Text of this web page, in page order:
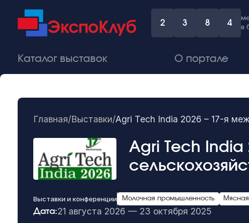
2 3 8 4
в
Каталог выставок О портале
Главная/Выставки/Agri Tech India 2026 – 17-я
Agri Tech India
Выставки и конференции Молочная промышленность
Дата:21 августа 2026 — 23 октября 2025